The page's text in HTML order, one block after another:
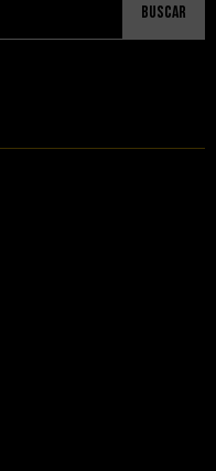
Buscar